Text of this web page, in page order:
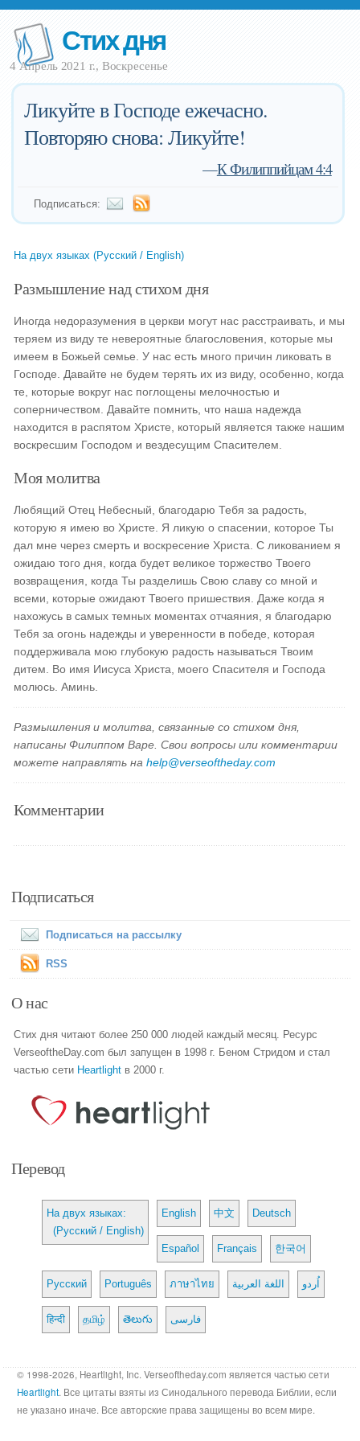
Стих дня
4 Апрель 2021 г., Воскресенье
Ликуйте в Господе ежечасно.
Повторяю снова: Ликуйте!
—К Филиппийцам 4:4
Подписаться:
На двух языках (Русский / English)
Размышление над стихом дня
Иногда недоразумения в церкви могут нас расстраивать, и мы
теряем из виду те невероятные благословения, которые мы
имеем в Божьей семье. У нас есть много причин ликовать в
Господе. Давайте не будем терять их из виду, особенно, когда
те, которые вокруг нас поглощены мелочностью и
соперничеством. Давайте помнить, что наша надежда
находится в распятом Христе, который является также нашим
воскресшим Господом и вездесущим Спасителем.
Моя молитва
Любящий Отец Небесный, благодарю Тебя за радость,
которую я имею во Христе. Я ликую о спасении, которое Ты
дал мне через смерть и воскресение Христа. С ликованием я
ожидаю того дня, когда будет великое торжество Твоего
возвращения, когда Ты разделишь Свою славу со мной и
всеми, которые ожидают Твоего пришествия. Даже когда я
нахожусь в самых темных моментах отчаяния, я благодарю
Тебя за огонь надежды и уверенности в победе, которая
поддерживала мою глубокую радость называться Твоим
дитем. Во имя Иисуса Христа, моего Спасителя и Господа
молюсь. Аминь.
Размышления и молитва, связанные со стихом дня,
написаны Филиппом Варе. Свои вопросы или комментарии
можете направлять наhelp@verseoftheday.com
Комментарии
Подписаться
Подписаться на рассылку
RSS
О нас
Стих дня читают более 250 000 людей каждый месяц. Ресурс
VerseoftheDay.com был запущен в 1998 г. Беном Стридом и стал
частью сети Heartlight в 2000 г.
Перевод
На двух языках:
(Русский / English)
English 中文 Deutsch
Español Français 한국어
Русский Português ภาษาไทย اللغة العربية اُردو
हिन्दी தமிழ் తెలుగు فارسی
© 1998-2026, Heartlight, Inc. Verseoftheday.com является частью сети
Heartlight. Все цитаты взяты из Синодального перевода Библии, если
не указано иначе. Все авторские права защищены во всем мире.